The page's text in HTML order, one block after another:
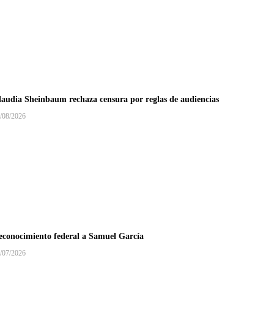
Sheinbaum rechaza censura por reglas de audiencias
08/2026
federal a Samuel García
07/2026